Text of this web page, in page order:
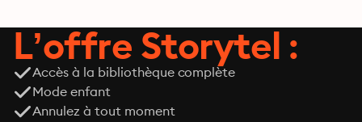
L’offre Storytel :
Accès à la bibliothèque complète
Mode enfant
Annulez à tout moment